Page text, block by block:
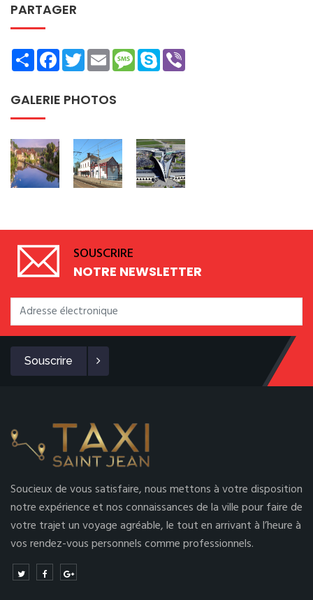
PARTAGER
ShareFacebookTwitterEmailMessage
Skype
GALERIE PHOTOS
SOUSCRIRE
NOTRE NEWSLETTER
Souscrire
Soucieux de vous satisfaire, nous mettons à votre disposition
notre expérience et nos connaissances de la ville pour faire de
votre trajet un voyage agréable, le tout en arrivant à l’heure à
vos rendez-vous personnels comme professionnels.